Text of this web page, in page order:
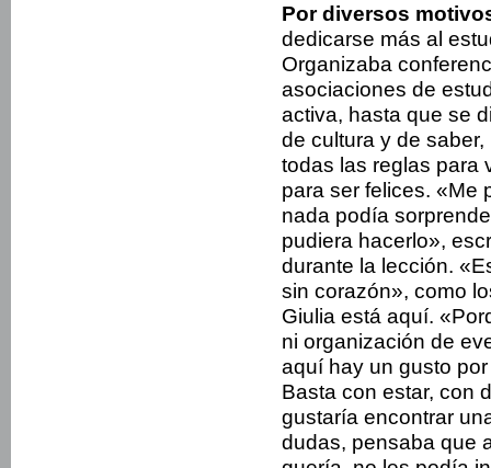
Por diversos
dedicarse más al
Organizaba
asociaciones de
activa, hasta que se
de cultura y de
todas las reglas para
para ser felices. «Me
nada podía
pudiera hacerlo»,
durante la lección.
sin corazón», como
Giulia está aquí.
ni organización de
aquí hay un gusto
Basta con estar, con
gustaría encontrar
dudas, pensaba que